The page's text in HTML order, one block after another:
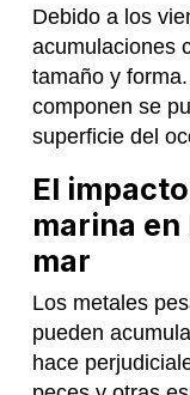
Debido a los
acumulaciones
tamaño y
componen se
superficie del
El
marina
mar
Los metales
pueden
hace